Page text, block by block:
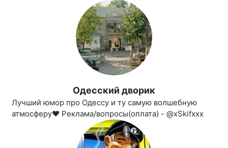
Одесский дворик
Лучший юмор про Одессу и ту самую волшебную
атмосферу❤ Реклама/вопросы(оплата) - @xSkifxxx